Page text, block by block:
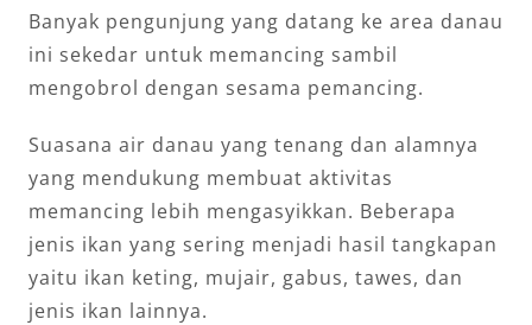
Banyak pengunjung yang datang ke area danau
ini sekedar untuk memancing sambil
mengobrol dengan sesama pemancing.
Suasana air danau yang tenang dan alamnya
yang mendukung membuat aktivitas
memancing lebih mengasyikkan. Beberapa
jenis ikan yang sering menjadi hasil tangkapan
yaitu ikan keting, mujair, gabus, tawes, dan
jenis ikan lainnya.